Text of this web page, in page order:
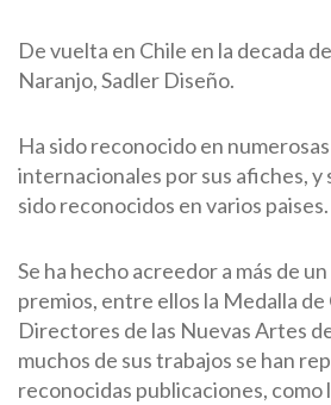
De vuelta en Chile en la decada
Naranjo, Sadler Diseño.
Ha sido reconocido en
internacionales por sus afiches, y
sido reconocidos en varios paises.
Se ha hecho acreedor a más de
premios, entre ellos la Medalla de
Directores de las Nuevas Artes
muchos de sus trabajos se han
reconocidas publicaciones, como